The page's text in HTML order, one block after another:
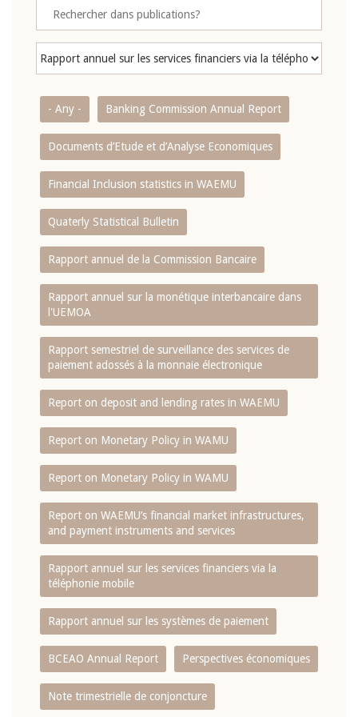
- Any - Banking Commission Annual Report
Documents d’Etude et d’Analyse Economiques
Financial Inclusion statistics in WAEMU
Quaterly Statistical Bulletin
Rapport annuel de la Commission Bancaire
Rapport annuel sur la monétique interbancaire dans
l'UEMOA
Rapport semestriel de surveillance des services de
paiement adossés à la monnaie électronique
Report on deposit and lending rates in WAEMU
Report on Monetary Policy in WAMU
Report on Monetary Policy in WAMU
Report on WAEMU’s financial market infrastructures,
and payment instruments and services
Rapport annuel sur les services financiers via la
téléphonie mobile
Rapport annuel sur les systèmes de paiement
BCEAO Annual Report Perspectives économiques
Note trimestrielle de conjoncture